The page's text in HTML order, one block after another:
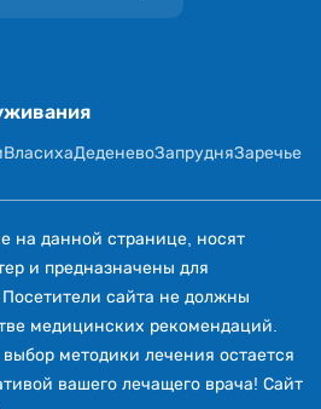
ВласихаДеденевоЗапрудняЗаречье
на данной странице, носят
и предназначены для
сайта не должны
медицинских рекомендаций.
методики лечения остается
вашего лечащего врача! Сайт